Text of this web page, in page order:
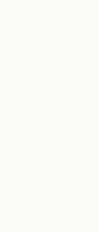
Diese
verpflichtet
Ihre
In the heart of
path of
and town
in France - the
night, a
double and
access, all